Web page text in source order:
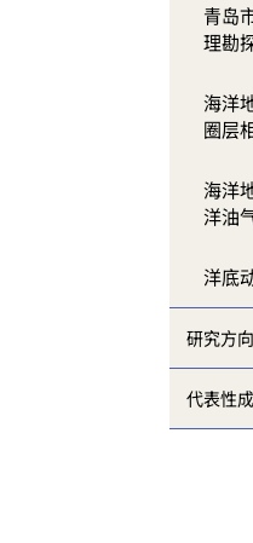
青岛
理勘
海洋
圈层
海洋
洋油
洋底
研究方向
代表性